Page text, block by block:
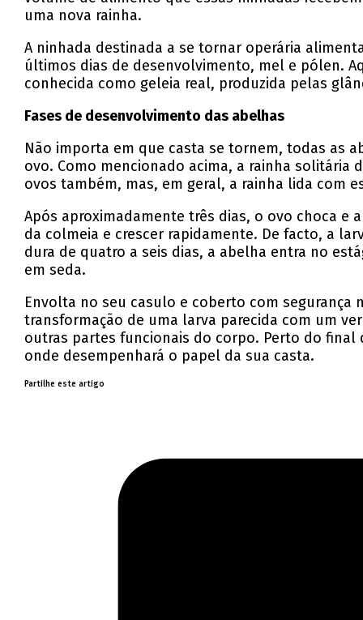
uma nova rainha.
A ninhada destinada a se tornar operária
últimos dias de desenvolvimento, mel e pólen.
conhecida como geleia real, produzida pelas
Fases de desenvolvimento das abelhas
Não importa em que casta se tornem, todas as
ovo. Como mencionado acima, a rainha solitária
ovos também, mas, em geral, a rainha lida com
Após aproximadamente três dias, o ovo choca e
da colmeia e crescer rapidamente. De facto, a
dura de quatro a seis dias, a abelha entra no
em seda.
Envolta no seu casulo e coberto com
transformação de uma larva parecida com um
outras partes funcionais do corpo. Perto do
onde desempenhará o papel da sua casta.
Partilhe este artigo